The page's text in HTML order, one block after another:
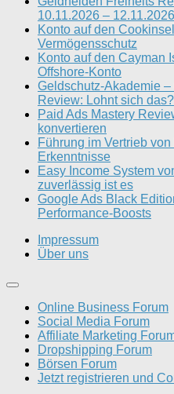
10.11.2026 –
Konto auf den
Vermögensschutz
Konto auf den Cayman
Offshore-Konto
Geldschutz-Akademie
Review: Lohnt sich das?
Paid Ads Mastery
konvertieren
Führung im Vertrieb
Erkenntnisse
Easy Income System
zuverlässig ist es
Google Ads Black
Performance-Boosts
Impressum
Über uns
Online Business Forum
Social Media Forum
Affiliate Marketing
Dropshipping Forum
Börsen Forum
Jetzt registrieren und